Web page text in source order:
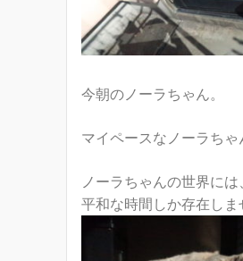
今朝のノーラちゃん。
マイペースなノーラちゃ
ノーラちゃんの世界に
平和な時間しか存在しま